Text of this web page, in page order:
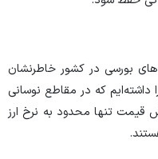
بورسی در کشور خاطرنشان
داشته‌ایم که در مقاطع نوسانی
تنها محدود به نرخ ارز